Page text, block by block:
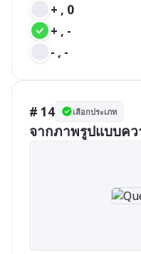
+ , 0
+ , -
- , -
# 14 เลือกประเภท
จากภาพรูปแบบค